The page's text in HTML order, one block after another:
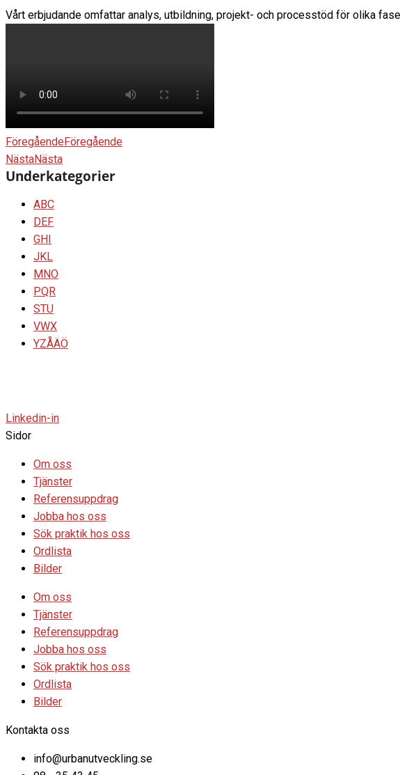
Vårt erbjudande omfattar analys, utbildning, projekt- och processtöd för olika
Föregående Föregående
NästaNästa
Underkategorier
ABC
DEF
GHI
JKL
MNO
PQR
STU
VWX
YZÅÄÖ
Linkedin-in
Sidor
Om oss
Tjänster
Referensuppdrag
Jobba hos oss
Sök praktik hos oss
Ordlista
Bilder
Om oss
Tjänster
Referensuppdrag
Jobba hos oss
Sök praktik hos oss
Ordlista
Bilder
Kontakta oss
info@urbanutveckling.se